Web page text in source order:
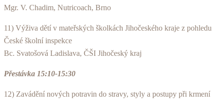
Mgr. V. Chadim, Nutricoach, Brno
11) Výživa dětí v mateřských školkách Jihočeského kraje z pohledu
České školní inspekce
Bc. Svatošová Ladislava, ČŠI Jihočeský kraj
Přestávka 15:10-15:30
12) Zavádění nových potravin do stravy, styly a postupy při krmení